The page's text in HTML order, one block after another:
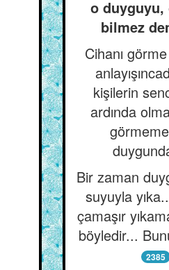
o duyguyu,
bilmez
Cihanı
kişilerin
ardında
Bir zaman
suyuyla
çamaşır
böyledir...
2385